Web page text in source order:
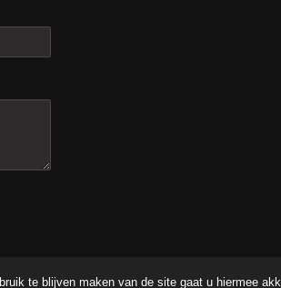
te blijven maken van de site gaat u hiermee